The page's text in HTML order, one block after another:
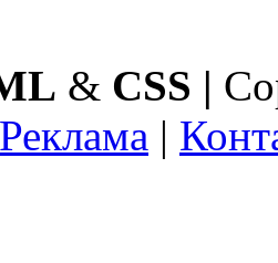
& CSS |
Реклама |